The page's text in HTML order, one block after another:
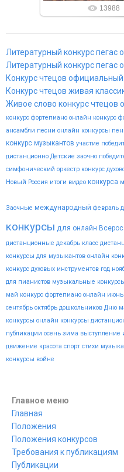
13988
Литературный конкурс пегас
Литературный конкурс пегас
Конкурс чтецов официальный
Конкурс чтецов живая
Живое слово конкурс чтецов
конкурс фортепиано онлайн конкурс
ансамбли песни онлайн конкурсы
конкурс музыкантов участие
дистанционно Детские заочно
симфонический оркестр конкурс
Новый Россия итоги видео конкурса
Заочные международный февраль
конкурсы для онлайн
дистанционные декабрь класс
конкурсы для музыкантов онлайн
конкурс духовых инструментов год
для пианистов музыкальные
май конкурс фортепиано онлайн июнь
сентябрь октябрь дошкольников Дню
конкурсы онлайн конкурсы
публикации осень зима выступление
движение красота спорт стихи
конкурсы войне
Главное меню
Главная
Положения
Положения конкурсов
Требования к публикациям
Публикации